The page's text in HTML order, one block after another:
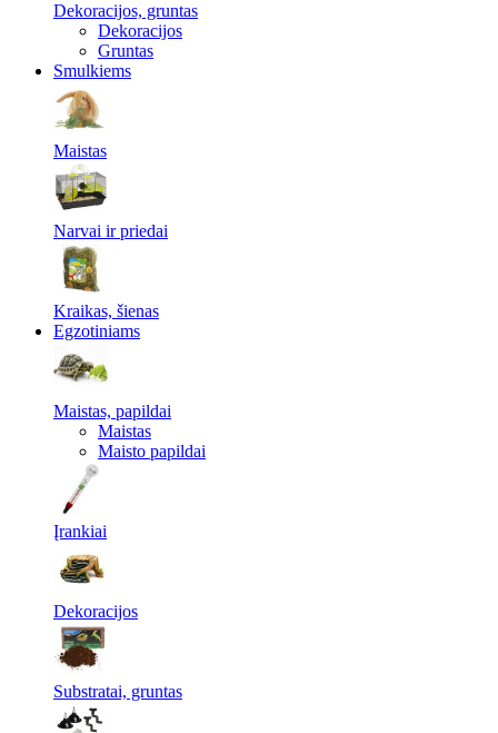
Dekoracijos, gruntas
Dekoracijos
Gruntas
Smulkiems
Maistas
Narvai ir priedai
Kraikas, šienas
Egzotiniams
Maistas, papildai
Maistas
Maisto papildai
Įrankiai
Dekoracijos
Substratai, gruntas